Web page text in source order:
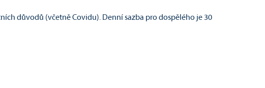
důvodů (včetně Covidu). Denní sazba pro dospělého je 30